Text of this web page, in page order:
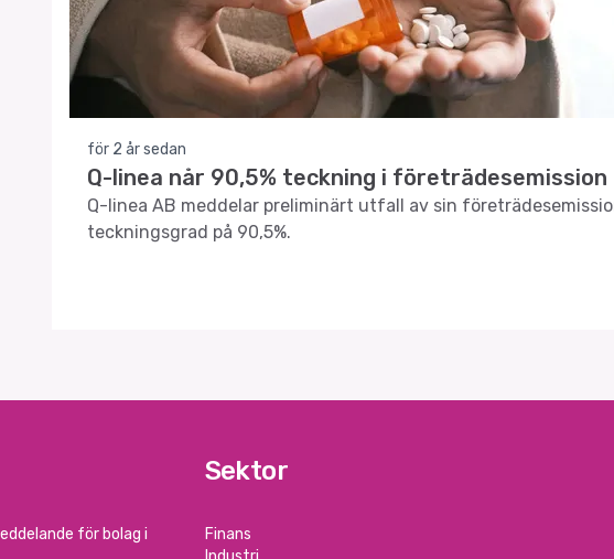
för 2 år sedan
Q-linea når 90,5% teckning i företrädesemission
Q-linea AB meddelar preliminärt utfall av sin
teckningsgrad på 90,5%.
för bolag i
Sektor
Finans